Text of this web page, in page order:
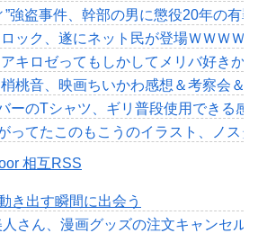
”強盗事件、幹部の男に懲役20年の有罪
ロック、遂にネット民が登場ＷＷＷＷＷ
キロゼってもしかしてメリバ好きか？
梢桃音、映画ちいかわ感想＆考察会＆
ーのTシャツ、ギリ普段使用できる感
ってたこのもこうのイラスト、ノスタ
相互RSS
き出す瞬間に出会う
人さん、漫画グッズの注文キャンセル